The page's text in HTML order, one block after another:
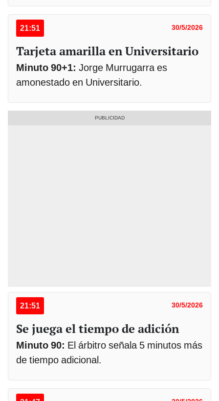
21:51 30/5/2026
Tarjeta amarilla en Universitario
Minuto 90+1: Jorge Murrugarra es
amonestado en Universitario.
21:51 30/5/2026
Se juega el tiempo de adición
Minuto 90: El árbitro señala 5 minutos más
de tiempo adicional.